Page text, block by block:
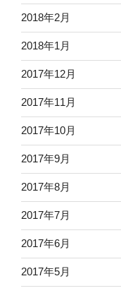
2018年2月
2018年1月
2017年12月
2017年11月
2017年10月
2017年9月
2017年8月
2017年7月
2017年6月
2017年5月